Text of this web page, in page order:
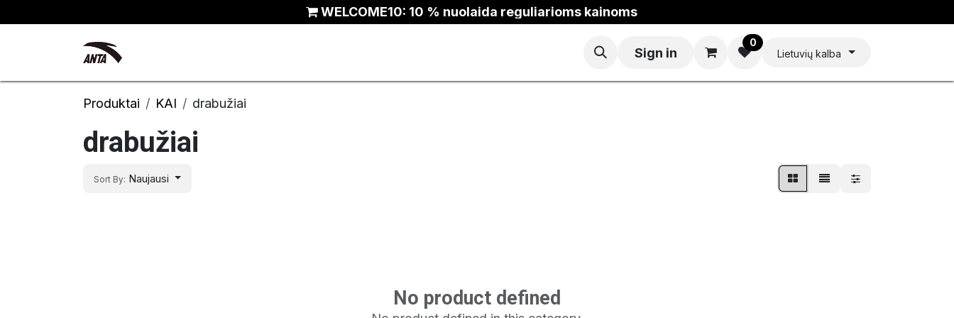
WELCOME10: 10 % nuolaida reguliarioms kainoms
Sign in
0
Lietuvių kalba
Produktai KAI drabužiai
drabužiai
Sort By: Naujausi
No product defined